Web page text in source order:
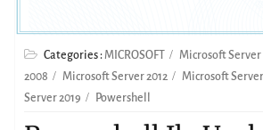
Categories : MICROSOFT Microsoft Server
2008
Microsoft Server 2012 Microsoft Server
Server 2019
Powershell